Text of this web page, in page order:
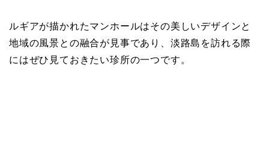
ルギアが描かれたマンホールはその美しいデザインと
地域の風景との融合が見事であり、淡路島を訪れる際
にはぜひ見ておきたい珍所の一つです。